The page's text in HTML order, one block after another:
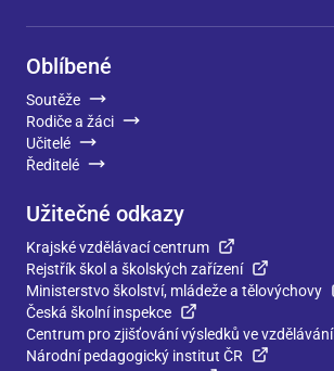
Oblíbené
Soutěže
Rodiče a žáci
Učitelé
Ředitelé
Užitečné odkazy
Krajské vzdělávací centrum
Rejstřík škol a školských zařízení
Ministerstvo školství, mládeže a tělovýchovy
Česká školní inspekce
Centrum pro zjišťování výsledků ve vzdělávání
Národní pedagogický institut ČR